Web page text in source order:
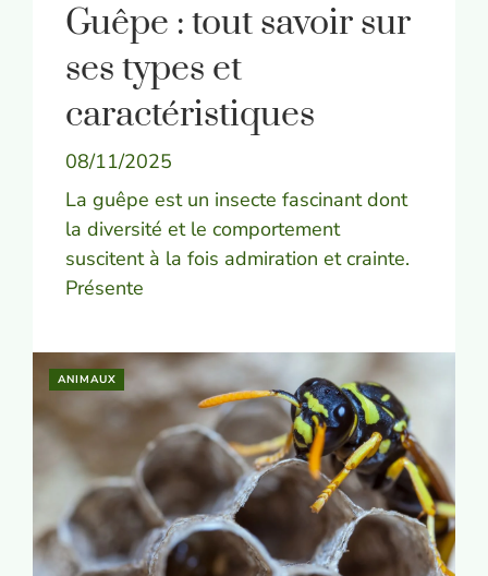
Guêpe : tout savoir sur
ses types et
caractéristiques
08/11/2025
La guêpe est un insecte fascinant dont
la diversité et le comportement
suscitent à la fois admiration et crainte.
Présente
ANIMAUX